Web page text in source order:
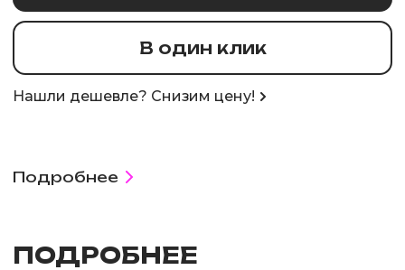
В один клик
Нашли дешевле? Снизим цену!
Подробнее
ПОДРОБНЕЕ